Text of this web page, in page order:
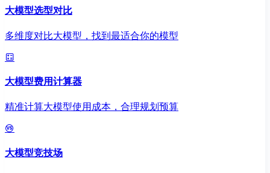
大模型选型对比
多维度对比大模型，找到最适合你的模型
大模型费用计算器
精准计算大模型使用成本，合理规划预算
大模型竞技场